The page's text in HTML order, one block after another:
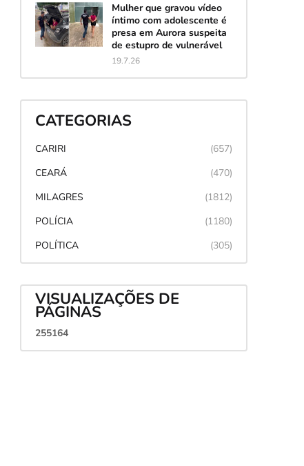
Mulher que gravou vídeo
íntimo com adolescente é
presa em Aurora suspeita
de estupro de vulnerável
19.7.26
CATEGORIAS
CARIRI
(657)
CEARÁ
(470)
MILAGRES
(1812)
POLÍCIA
(1180)
POLÍTICA
(305)
VISUALIZAÇÕES DE
PÁGINAS
255164